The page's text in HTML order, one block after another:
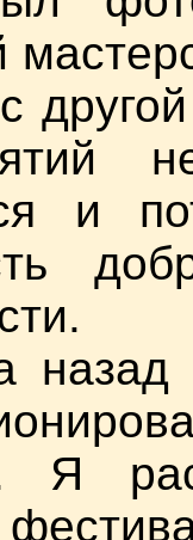
и
назад
Я